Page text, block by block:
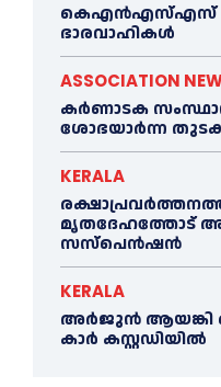
കെഎൻഎസ്എസ്
ഭാരവാഹികള്‍
ASSOCIATION
കര്‍ണാടക
ശോഭയാർന്ന
KERALA
മൃതദേഹത്തോട്
സസ്പെൻഷൻ
KERALA
അര്‍ജുന്‍ ആയങ്കി
കാര്‍ കസ്റ്റഡിയില്‍